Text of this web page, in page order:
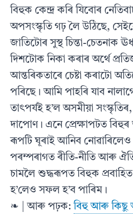
বিহুক কেন্দ্ৰ কৰি যিবােৰ
অপসংস্কৃতি গঢ় লৈ উঠিছে,
জাতিটোৰ সুস্থ চিন্তা-চেতনাক
দিশটোক নিকা কৰাৰ অর্থে
আন্তৰিকতাৰে চেষ্টা কৰাটো
পৰিছে। আমি পাহৰি যাব
তাৎপর্যই হ’ল অসমীয়া
দাপােণ। এনে প্রেক্ষাপটত বিহুৰ
ৰূপটি ঘূৰাই আনিব নােৱাৰিলেও
পৰম্পৰাগত ৰীতি-নীতি আৰু
চামলৈ শুদ্ধৰূপত বিহুক
হ’লেও সফল হ’ব পাৰিম।
❧ | আৰু পঢ়ক:বিহু আৰু কিছু